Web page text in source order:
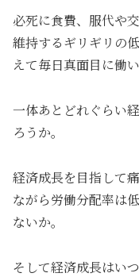
必死に食費、服代や
維持するギリギリの
えて毎日真面目に働い
一体あとどれぐらい
ろうか。
経済成長を目指して
ながら労働分配率は
ないか。
そして経済成長はい